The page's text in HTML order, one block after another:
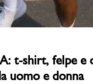
t-shirt, felpe e
uomo e donna